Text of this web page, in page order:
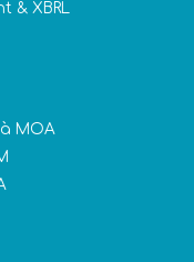
& XBRL
MOA